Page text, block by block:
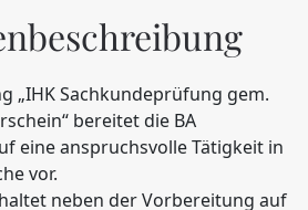
„IHK Sachkundeprüfung gem.
bereitet die BA
eine anspruchsvolle Tätigkeit in
vor.
neben der Vorbereitung auf